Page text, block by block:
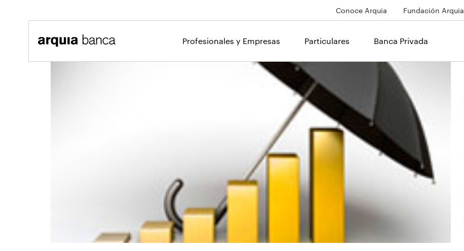
Conoce Arquia Fundación Arquia
Profesionales y Empresas Particulares Banca Privada